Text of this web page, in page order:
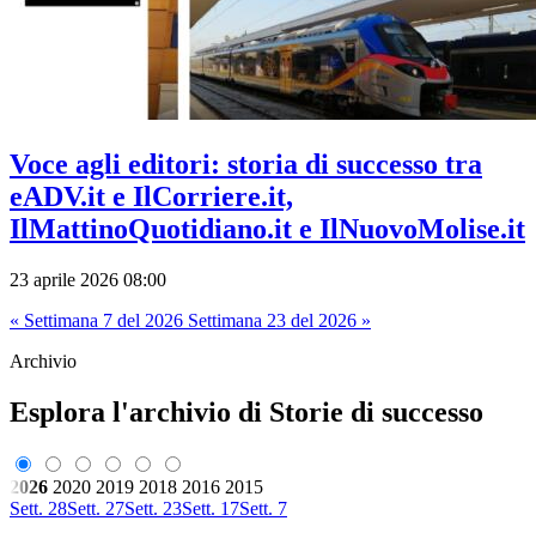
Voce agli editori: storia di successo tra
eADV.it e IlCorriere.it,
IlMattinoQuotidiano.it e IlNuovoMolise.it
23 aprile 2026 08:00
« Settimana 7 del 2026 Settimana 23 del 2026 »
Archivio
Esplora l'archivio di Storie di successo
2026 2020 2019 2018 2016 2015
Sett. 28Sett. 27Sett. 23Sett. 17Sett. 7